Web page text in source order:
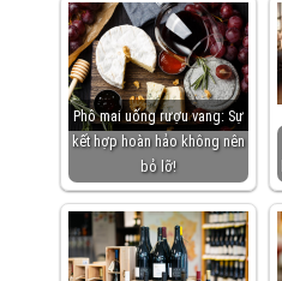
Phô mai uống rượu vang: Sự
kết hợp hoàn hảo không nên
bỏ lỡ!